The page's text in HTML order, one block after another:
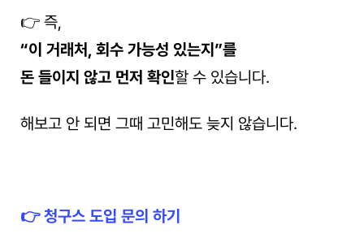
👉 즉,
“이 거래처, 회수 가능성 있는지”를
돈 들이지 않고 먼저 확인할 수 있습니다.
해보고 안 되면 그때 고민해도 늦지 않습니다.
👉 청구스 도입 문의 하기